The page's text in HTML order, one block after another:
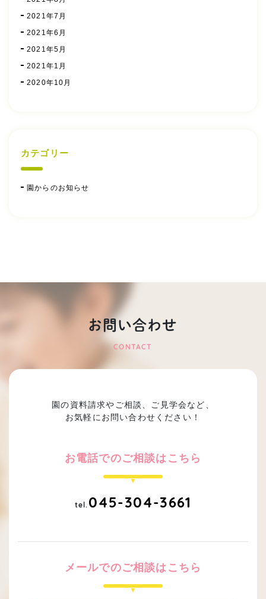
2021年7月
2021年6月
2021年5月
2021年1月
2020年10月
カテゴリー
園からのお知らせ
お問い合わせ
CONTACT
園の資料請求やご相談、ご見学会など、
お気軽にお問い合わせください！
お電話でのご相談はこちら
tel. 045-304-3661
メールでのご相談はこちら